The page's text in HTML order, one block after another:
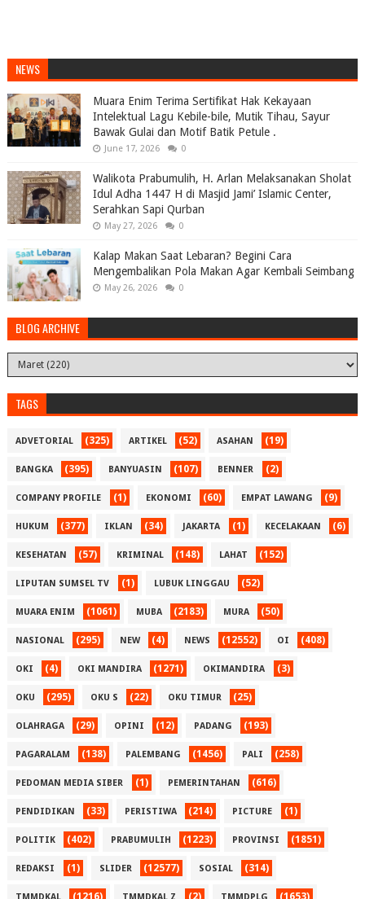
NEWS
Muara Enim Terima Sertifikat Hak Kekayaan
Intelektual Lagu Kebile-bile, Mutik Tihau, Sayur
Bawak Gulai dan Motif Batik Petule .
June 17, 2026 0
Walikota Prabumulih, H. Arlan Melaksanakan Sholat
Idul Adha 1447 H di Masjid Jami’ Islamic Center,
Serahkan Sapi Qurban
May 27, 2026 0
Kalap Makan Saat Lebaran? Begini Cara
Mengembalikan Pola Makan Agar Kembali Seimbang
May 26, 2026 0
BLOG ARCHIVE
TAGS
ADVETORIAL (325) ARTIKEL (52) ASAHAN (19)
BANGKA (395) BANYUASIN (107) BENNER (2)
COMPANY PROFILE (1) EKONOMI (60) EMPAT LAWANG (9)
HUKUM (377) IKLAN (34) JAKARTA (1) KECELAKAAN (6)
KESEHATAN (57) KRIMINAL (148) LAHAT (152)
LIPUTAN SUMSEL TV (1) LUBUK LINGGAU (52)
MUARA ENIM (1061) MUBA (2183) MURA (50)
NASIONAL (295) NEW (4) NEWS (12552) OI (408)
OKI (4) OKI MANDIRA (1271) OKIMANDIRA (3)
OKU (295) OKU S (22) OKU TIMUR (25)
OLAHRAGA (29) OPINI (12) PADANG (193)
PAGARALAM (138) PALEMBANG (1456) PALI (258)
PEDOMAN MEDIA SIBER (1) PEMERINTAHAN (616)
PENDIDIKAN (33) PERISTIWA (214) PICTURE (1)
POLITIK (402) PRABUMULIH (1223) PROVINSI (1851)
REDAKSI (1) SLIDER (12577) SOSIAL (314)
(1216) (2) (1653)